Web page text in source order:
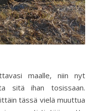
maalle, niin nyt
sitä ihan tosissaan.
tässä vielä muuttua